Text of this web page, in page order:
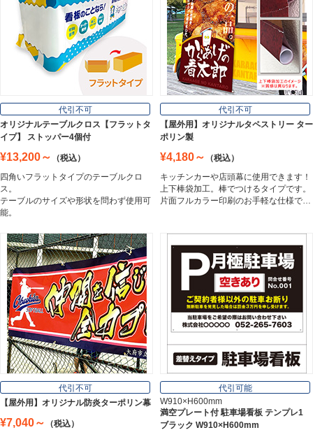
壁面看板
Wall Sign
フロアサイン／路面表示
Floor / Road Surface Sign
アルミ複合板
Aluminum Composite Board
スチレンボード
板材
Board
フレーム／看板枠
Frame
代引不可
オリジナルテーブルクロス【フラットタ
イプ】 ストッパー4個付
¥13,200～
（税込）
四角いフラットタイプのテーブルクロ
ス。
テーブルのサイズや形状を問わず使用可
能。
代引不可
【屋外用】オリジナルタペストリー ター
ポリン製
¥4,180～
（税込）
キッチンカーや店頭幕に使用できます！
上下棒袋加工。棒でつけるタイプです。
片面フルカラー印刷のお手軽な仕様で…
代引不可
【屋外用】オリジナル防炎ターポリン幕
¥7,040～
（税込）
代引可能
W910×H600mm
満空プレート付 駐車場看板 テンプレ1
ブラック W910×H600mm